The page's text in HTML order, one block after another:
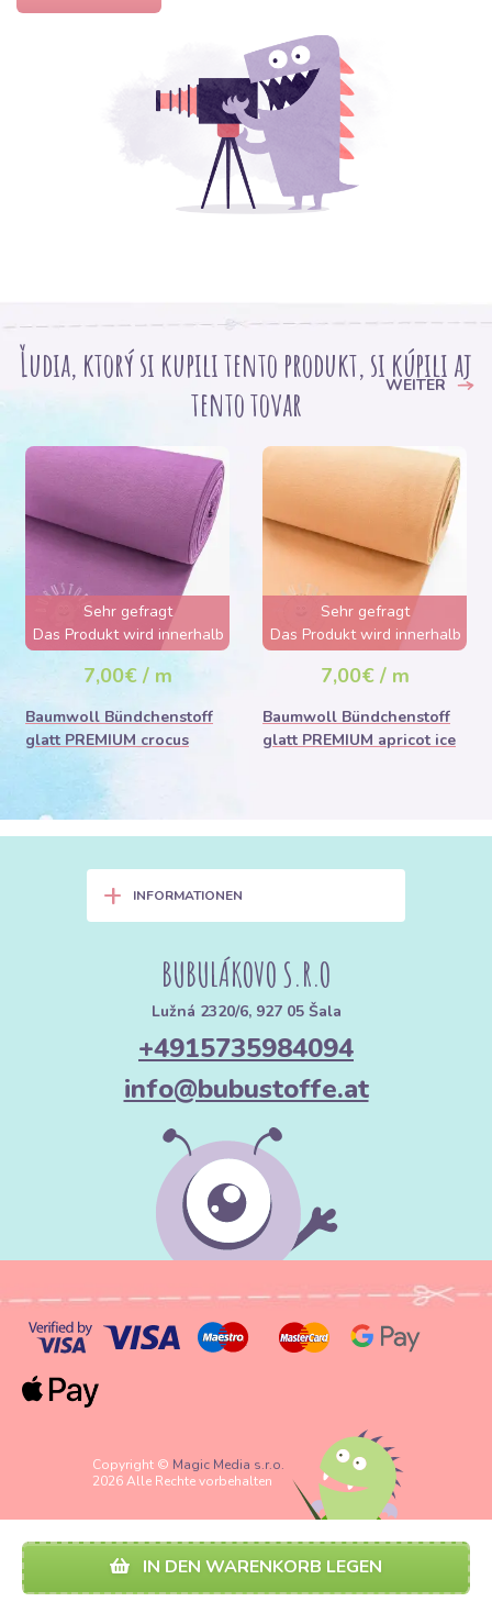
IN DEN WARENKORB LEGEN
Ľudia, ktorý si kupili tento produkt, si kúpili aj
tento tovar
WEITER
Sehr gefragt
Das Produkt wird innerhalb
von wenigen Stunden
ausverkauft sein
7,00€ / m
Baumwoll Bündchenstoff
glatt PREMIUM crocus
Sehr gefragt
Das Produkt wird innerhalb
von wenigen Stunden
ausverkauft sein
7,00€ / m
Baumwoll Bündchenstoff
glatt PREMIUM apricot ice
+ INFORMATIONEN
BUBULÁKOVO S.R.O
Lužná 2320/6, 927 05 Šala
+4915735984094
info@bubustoffe.at
Copyright © Magic Media s.r.o.
2026 Alle Rechte vorbehalten